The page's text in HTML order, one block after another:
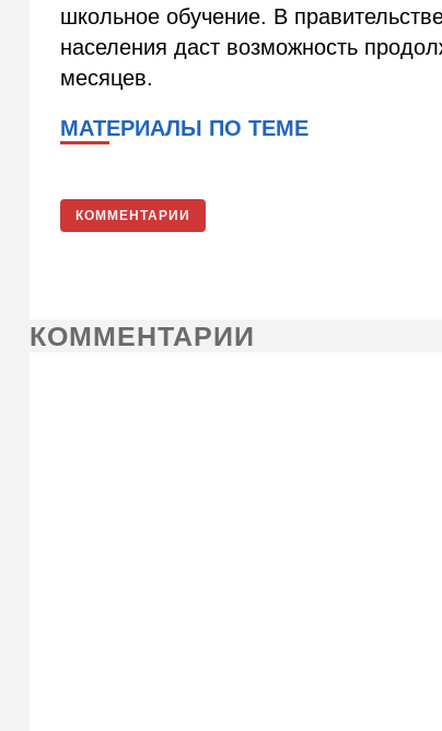
школьное обучение. В
населения даст возможность
месяцев.
МАТЕРИАЛЫ ПО ТЕМЕ
КОММЕНТАРИИ
КОММЕНТАРИИ